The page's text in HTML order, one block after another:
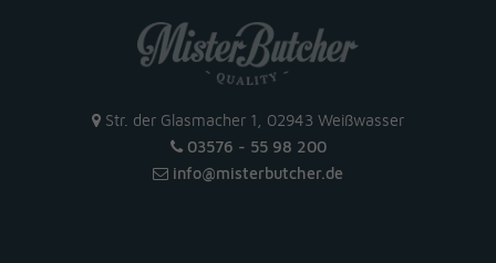
Str. der Glasmacher 1, 02943 Weißwasser
03576 - 55 98 200
info@misterbutcher.de